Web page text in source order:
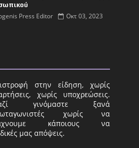
Press Editor Οκτ 03, 2023
στην είδηση, χωρίς
χωρίς υποχρεώσεις.
γινόμαστε ξανά
χωρίς να
κάποιους να
μας απόψεις.